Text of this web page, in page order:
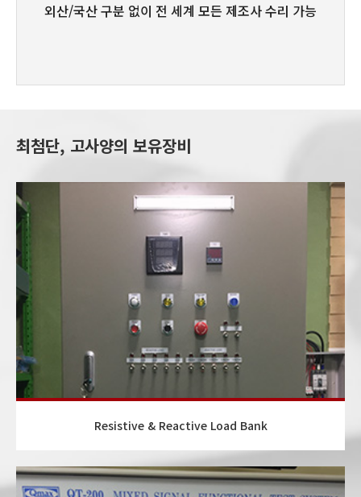
외산/국산 구분 없이 전 세계 모든 제조사 수리 가능
최첨단, 고사양의 보유장비
Resistive & Reactive Load Bank